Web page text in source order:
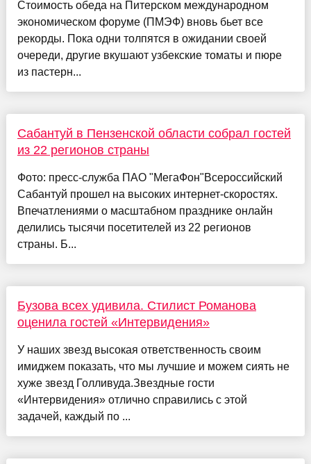
Стоимость обеда на Питерском международном
экономическом форуме (ПМЭФ) вновь бьет все
рекорды. Пока одни толпятся в ожидании своей
очереди, другие вкушают узбекские томаты и пюре
из пастерн...
Сабантуй в Пензенской области собрал гостей
из 22 регионов страны
Фото: пресс-служба ПАО "МегаФон"Всероссийский
Сабантуй прошел на высоких интернет-скоростях.
Впечатлениями о масштабном празднике онлайн
делились тысячи посетителей из 22 регионов
страны. Б...
Бузова всех удивила. Стилист Романова
оценила гостей «Интервидения»
У наших звезд высокая ответственность своим
имиджем показать, что мы лучшие и можем сиять не
хуже звезд Голливуда.Звездные гости
«Интервидения» отлично справились с этой
задачей, каждый по ...